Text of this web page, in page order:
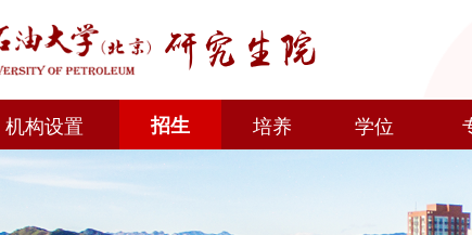
机构设置 招生 培养 学位